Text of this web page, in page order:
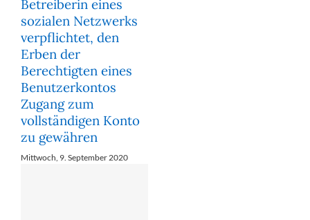
Betreiberin eines
sozialen Netzwerks
verpflichtet, den
Erben der
Berechtigten eines
Benutzerkontos
Zugang zum
vollständigen Konto
zu gewähren
Mittwoch, 9. September 2020